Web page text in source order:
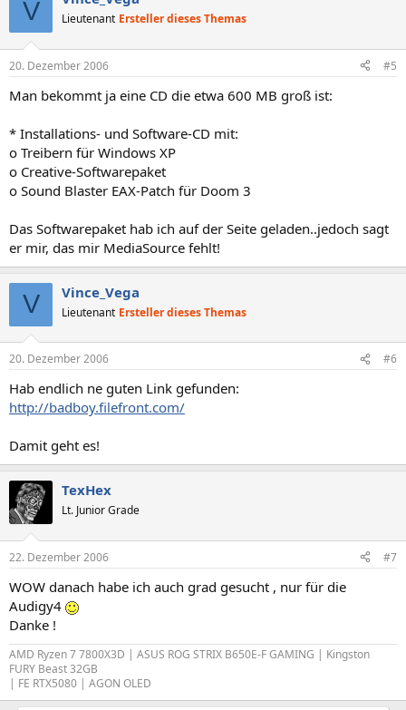
V Lieutenant Ersteller dieses Themas
20. Dezember 2006 #5
Man bekommt ja eine CD die etwa 600 MB groß ist:
* Installations- und Software-CD mit:
o Treibern für Windows XP
o Creative-Softwarepaket
o Sound Blaster EAX-Patch für Doom 3
Das Softwarepaket hab ich auf der Seite geladen..jedoch sagt
er mir, das mir MediaSource fehlt!
V Vince_Vega
Lieutenant Ersteller dieses Themas
20. Dezember 2006 #6
Hab endlich ne guten Link gefunden:
http://badboy.filefront.com/
Damit geht es!
TexHex
Lt. Junior Grade
22. Dezember 2006 #7
WOW danach habe ich auch grad gesucht , nur für die
Audigy4
Danke !
AMD Ryzen 7 7800X3D | ASUS ROG STRIX B650E-F GAMING | Kingston
FURY Beast 32GB
| FE RTX5080 | AGON OLED